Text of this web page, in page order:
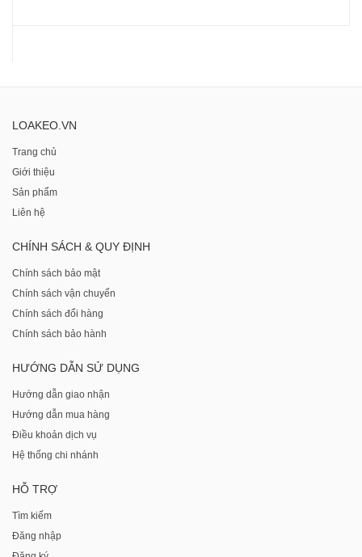
LOAKEO.VN
Trang chủ
Giới thiệu
Sản phẩm
Liên hệ
CHÍNH SÁCH & QUY ĐỊNH
Chính sách bảo mật
Chính sách vận chuyển
Chính sách đổi hàng
Chính sách bảo hành
HƯỚNG DẪN SỬ DỤNG
Hướng dẫn giao nhận
Hướng dẫn mua hàng
Điều khoản dịch vụ
Hệ thống chi nhánh
HỖ TRỢ
Tìm kiếm
Đăng nhập